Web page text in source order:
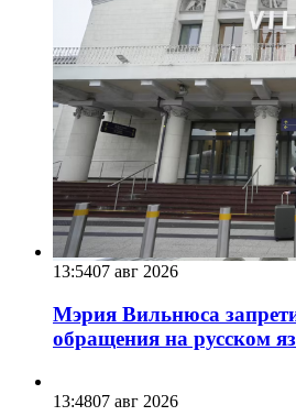
13:5407 авг 2026
Мэрия Вильнюса
обращения на русском
13:4807 авг 2026